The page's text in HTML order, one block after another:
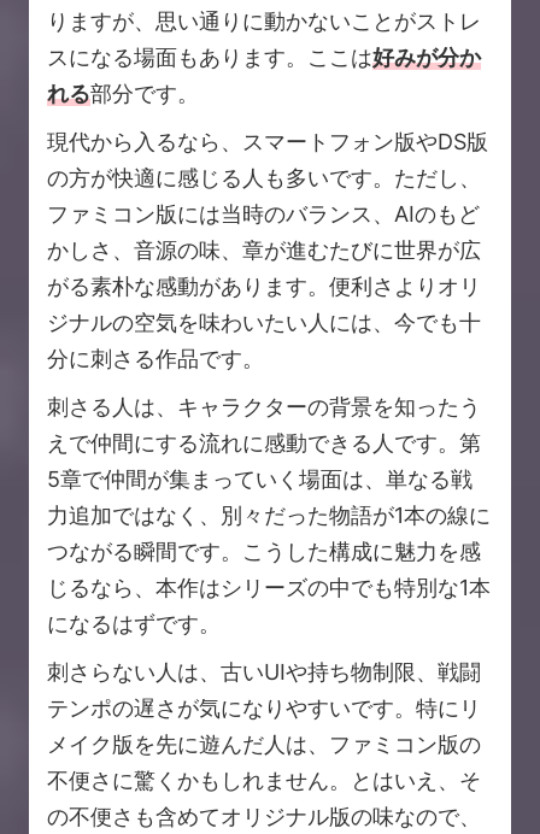
りますが、思い通りに動かないことがストレ
スになる場面もあります。ここは好みが分か
れる部分です。
現代から入るなら、スマートフォン版やDS版
の方が快適に感じる人も多いです。ただし、
ファミコン版には当時のバランス、AIのもど
かしさ、音源の味、章が進むたびに世界が広
がる素朴な感動があります。便利さよりオリ
ジナルの空気を味わいたい人には、今でも十
分に刺さる作品です。
刺さる人は、キャラクターの背景を知ったう
えで仲間にする流れに感動できる人です。第
5章で仲間が集まっていく場面は、単なる戦
力追加ではなく、別々だった物語が1本の線に
つながる瞬間です。こうした構成に魅力を感
じるなら、本作はシリーズの中でも特別な1本
になるはずです。
刺さらない人は、古いUIや持ち物制限、戦闘
テンポの遅さが気になりやすいです。特にリ
メイク版を先に遊んだ人は、ファミコン版の
不便さに驚くかもしれません。とはいえ、そ
の不便さも含めてオリジナル版の味なので、